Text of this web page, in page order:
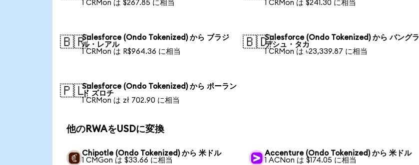
1 CRMon は $267.85 に相当
1 CRMon は $241.30 に相当
🇧🇷Salesforce (Ondo Tokenized) から ブラジ
ル・レアル
1 CRMon は R$964.36 に相当
🇧🇩Salesforce (Ondo Tokenized) から バングラ
デシュ・タカ
1 CRMon は ৳23,339.87 に相当
🇵🇱Salesforce (Ondo Tokenized) から ポーラン
ド ズロチ
1 CRMon は zł 702.90 に相当
他のRWAをUSDに変換
Chipotle (Ondo Tokenized) から 米ドル
1 CMGon は $33.66 に相当
Accenture (Ondo Tokenized) から 米ドル
1 ACNon は $174.05 に相当